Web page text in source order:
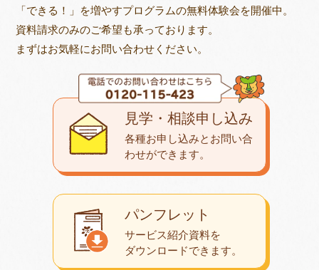
「できる！」を増やすプログラムの無料体験会を開催中。
資料請求のみのご希望も承っております。
まずはお気軽にお問い合わせください。
パンフレット
サービス紹介資料を
ダウンロードできます。
見学・相談申し込み
各種お申し込みとお問い合
わせができます。